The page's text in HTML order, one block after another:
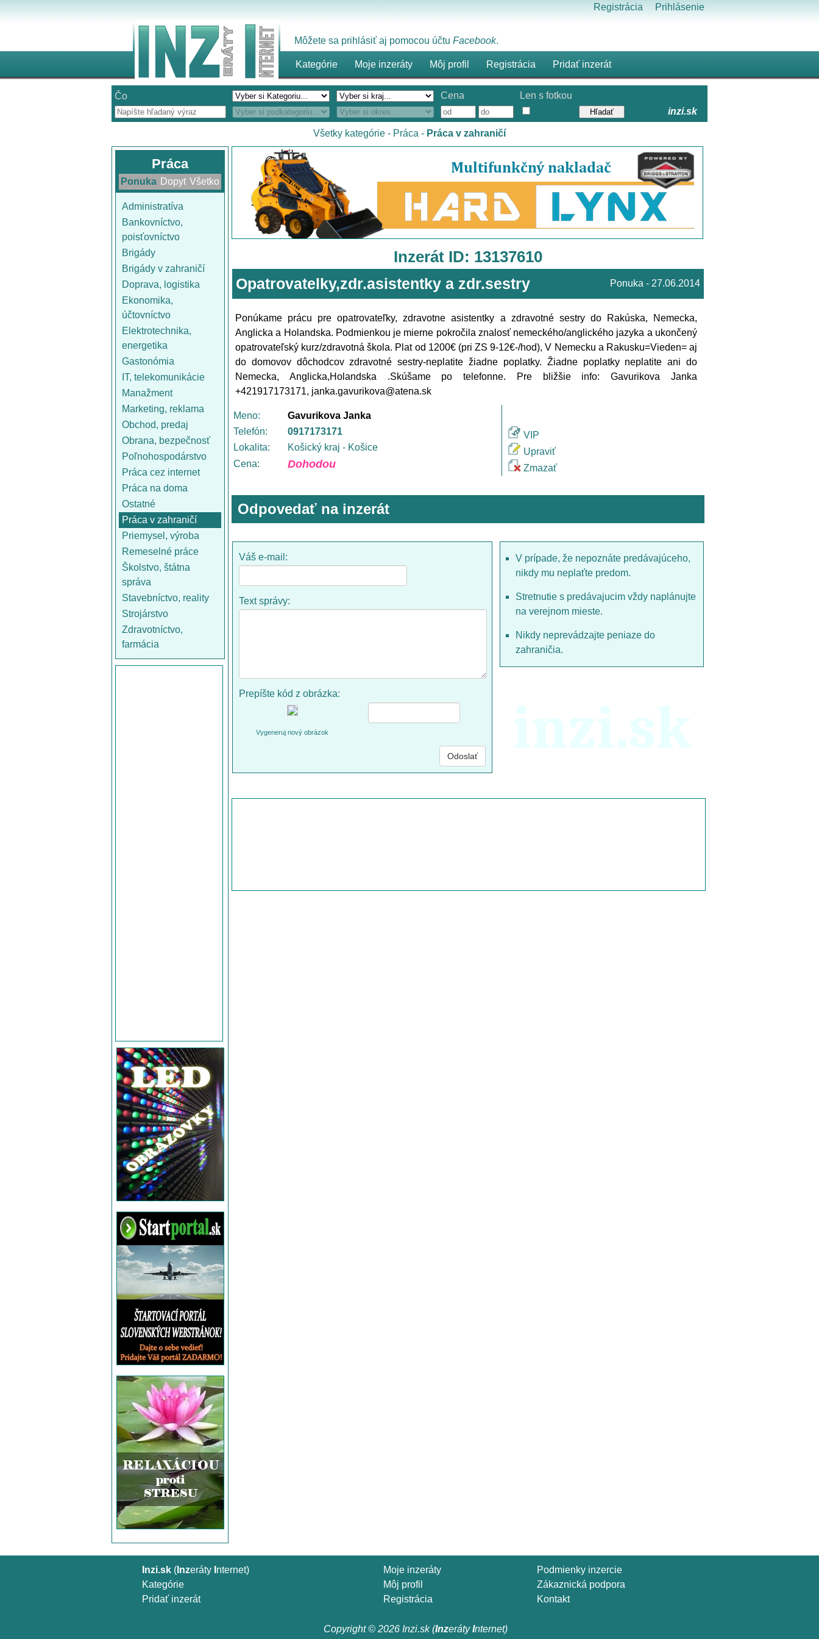
Registrácia Prihlásenie
Môžete sa prihlásiť aj pomocou účtu Facebook.
Kategórie Moje inzeráty Môj profil Registrácia Pridať inzerát
Čo Cena
Len s fotkou
inzi.sk
Všetky kategórie - Práca - Práca v zahraničí
Práca
Ponuka Dopyt Všetko
Administratíva
Bankovníctvo,
poisťovníctvo
Brigády
Brigády v zahraničí
Doprava, logistika
Ekonomika,
účtovníctvo
Elektrotechnika,
energetika
Gastonómia
IT, telekomunikácie
Manažment
Marketing, reklama
Obchod, predaj
Obrana, bezpečnosť
Poľnohospodárstvo
Práca cez internet
Práca na doma
Ostatné
Práca v zahraničí
Priemysel, výroba
Remeselné práce
Školstvo, štátna
správa
Stavebníctvo, reality
Strojárstvo
Zdravotníctvo,
farmácia
Inzerát ID: 13137610
Opatrovatelky,zdr.asistentky a zdr.sestry
Ponuka - 27.06.2014
Ponúkame prácu pre opatrovateľky, zdravotne asistentky a zdravotné sestry do Rakúska, Nemecka,
Anglicka a Holandska. Podmienkou je mierne pokročila znalosť nemeckého/anglického jazyka a ukončený
opatrovateľský kurz/zdravotná škola. Plat od 1200€ (pri ZS 9-12€-/hod), V Nemecku a Rakusku=Vieden= aj
do domovov dôchodcov zdravotné sestry-neplatite žiadne poplatky. Žiadne poplatky neplatite ani do
Nemecka, Anglicka,Holandska .Skúšame po telefonne. Pre bližšie info: Gavurikova Janka
+421917173171, janka.gavurikova@atena.sk
Meno:
Gavurikova Janka
Telefón:
0917173171
Lokalita:
Košický kraj - Košice
Cena:
Dohodou
VIP
Upraviť
Zmazať
Odpovedať na inzerát
Váš e-mail:
Text správy:
Prepíšte kód z obrázka:
Vygeneruj nový obrázok
V prípade, že nepoznáte predávajúceho,
nikdy mu neplaťte predom.
Stretnutie s predávajucim vždy naplánujte
na verejnom mieste.
Nikdy neprevádzajte peniaze do
zahraničia.
Inzi.sk(Inzeráty nternet)
Kategórie
Pridať inzerát
Moje inzeráty
Môj profil
Registrácia
Podmienky inzercie
Zákaznická podpora
Kontakt
Copyright © 2026 Inzi.sk (InzerátyInternet)